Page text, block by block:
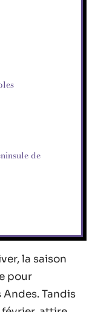
de
la saison
pour
Tandis